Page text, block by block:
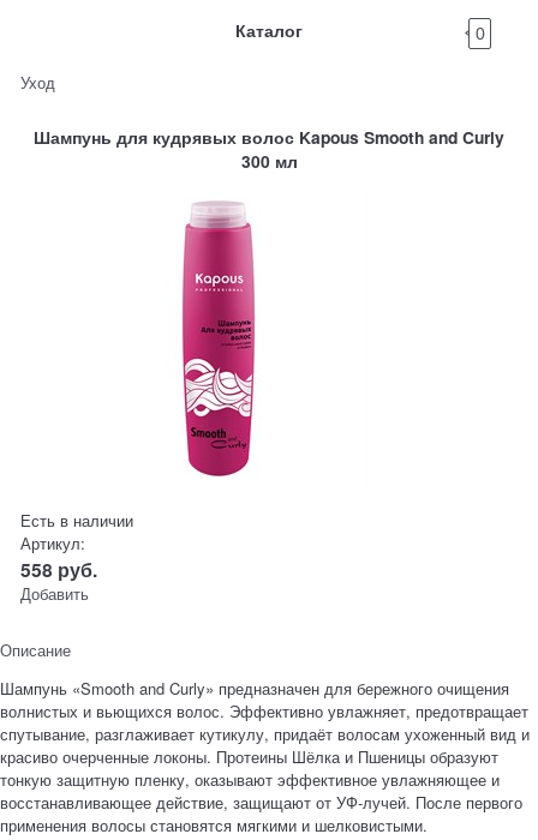
Каталог 0
Уход
Шампунь для кудрявых волос Kapous Smooth and Curly
300 мл
Есть в наличии
Артикул:
558 руб.
Добавить
Описание
Шампунь «Smooth and Curly» предназначен для бережного очищения
волнистых и вьющихся волос. Эффективно увлажняет, предотвращает
спутывание, разглаживает кутикулу, придаёт волосам ухоженный вид и
красиво очерченные локоны. Протеины Шёлка и Пшеницы образуют
тонкую защитную пленку, оказывают эффективное увлажняющее и
восстанавливающее действие, защищают от УФ-лучей. После первого
применения волосы становятся мягкими и шелковистыми.